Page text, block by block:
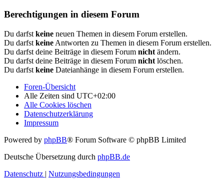
Berechtigungen in diesem Forum
Du darfst keine neuen Themen in diesem Forum erstellen.
Du darfst keine Antworten zu Themen in diesem Forum erstellen.
Du darfst deine Beiträge in diesem Forum nicht ändern.
Du darfst deine Beiträge in diesem Forum nicht löschen.
Du darfst keine Dateianhänge in diesem Forum erstellen.
Foren-Übersicht
Alle Zeiten sind UTC+02:00
Alle Cookies löschen
Datenschutzerklärung
Impressum
Powered by phpBB® Forum Software © phpBB Limited
Deutsche Übersetzung durch phpBB.de
Datenschutz | Nutzungsbedingungen